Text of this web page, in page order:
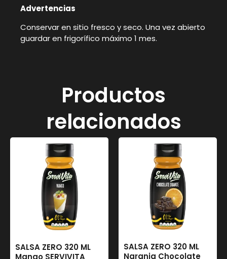
Advertencias
Conservar en sitio fresco y seco. Una vez abierto
guardar en frigorífico máximo 1 mes.
Productos
relacionados
SALSA ZERO 320 ML
Mango SERVIVITA
SALSA ZERO 320 ML
Naranja Chocolate